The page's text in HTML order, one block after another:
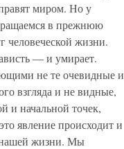
миром. Но у
в прежнюю
жизни.
— и умирает.
не те очевидные и
взгляда и не видные,
и начальной точек,
явление происходит и
нашей жизни. Мы